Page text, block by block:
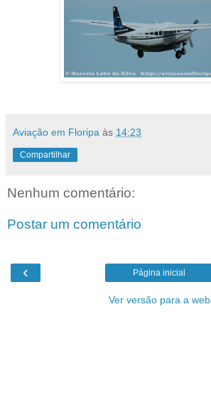
Aviação em Floripa às 14:23
Compartilhar
Nenhum comentário:
Postar um comentário
‹ Página inicial
Ver versão para a web